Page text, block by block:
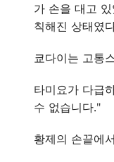
가 손을 대고
칙해진 상태였
쿄다이는 고통
타미요가 다급
수 없습니다."
황제의 손끝에